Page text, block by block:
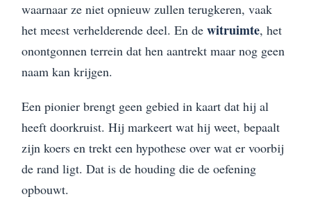
waarnaar ze niet opnieuw zullen terugkeren, vaak
het meest verhelderende deel. En de witruimte, het
onontgonnen terrein dat hen aantrekt maar nog geen
naam kan krijgen.
Een pionier brengt geen gebied in kaart dat hij al
heeft doorkruist. Hij markeert wat hij weet, bepaalt
zijn koers en trekt een hypothese over wat er voorbij
de rand ligt. Dat is de houding die de oefening
opbouwt.